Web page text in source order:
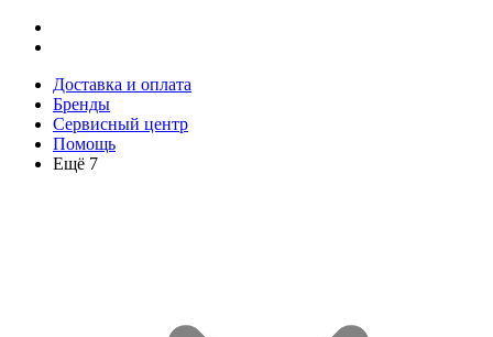
Доставка и оплата
Бренды
Сервисный центр
Помощь
Ещё 7